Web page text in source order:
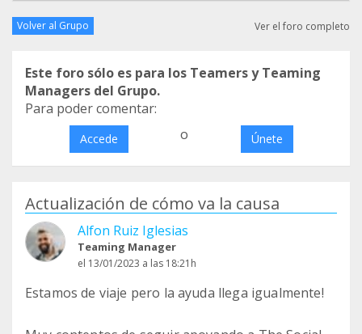
Volver al Grupo Ver el foro completo
Este foro sólo es para los Teamers y Teaming
Managers del Grupo.
Para poder comentar:
Accede o Únete
Actualización de cómo va la causa
Alfon Ruiz Iglesias
Teaming Manager
el 13/01/2023 a las 18:21h
Estamos de viaje pero la ayuda llega igualmente!